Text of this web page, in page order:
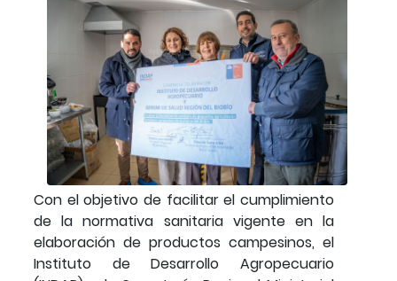
Con el objetivo de facilitar el cumplimiento
de la normativa sanitaria vigente en la
elaboración de productos campesinos, el
Instituto de Desarrollo Agropecuario